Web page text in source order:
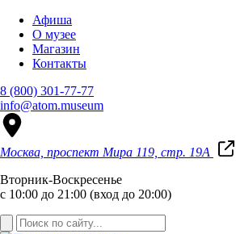
Афиша
О музее
Магазин
Контакты
8 (800) 301-77-77
info@atom.museum
Москва, проспект Мира 119, стр. 19А
Вторник-Воскресенье
с 10:00 до 21:00 (вход до 20:00)